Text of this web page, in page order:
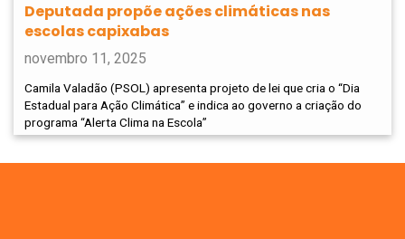
Deputada propõe ações climáticas nas
escolas capixabas
novembro 11, 2025
Camila Valadão (PSOL) apresenta projeto de lei que cria o “Dia
Estadual para Ação Climática” e indica ao governo a criação do
programa “Alerta Clima na Escola”